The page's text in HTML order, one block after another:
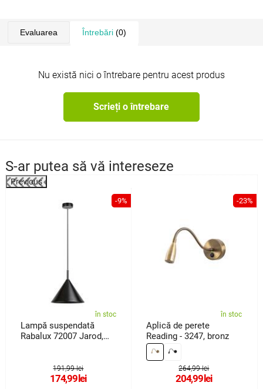
Evaluarea Întrebări(0)
Nu există nici o întrebare pentru acest produs
Scrieți o întrebare
S-ar putea să vă intereseze
Previous
-9%
în stoc
Lampă suspendată
Rabalux 72007 Jarod,
191,99 lei
174,99lei
-23%
în stoc
Aplică de perete
Reading - 3247, bronz
264,99 lei
204,99lei